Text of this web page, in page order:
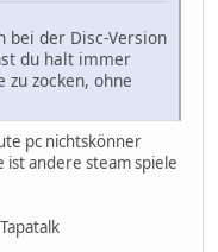
bei der Disc-Version
du halt immer
zu zocken, ohne
pc nichtskönner
ist andere steam spiele